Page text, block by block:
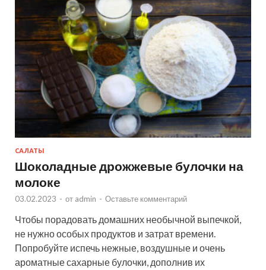
САЛАТЫ
Шоколадные дрожжевые булочки на
молоке
03.02.2023 - от admin - Оставьте комментарий
Чтобы порадовать домашних необычной выпечкой,
не нужно особых продуктов и затрат времени.
Попробуйте испечь нежные, воздушные и очень
ароматные сахарные булочки, дополнив их